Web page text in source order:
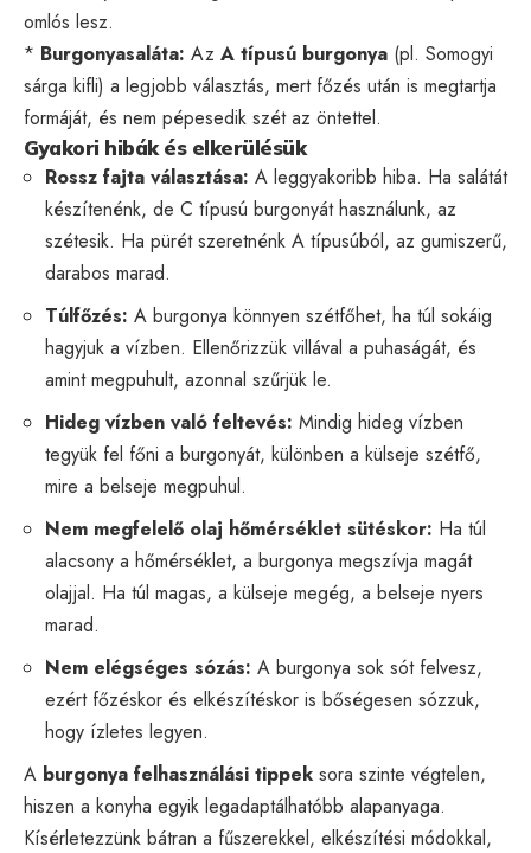
omlós lesz.
* Burgonyasaláta: Az A típusú burgonya (pl. Somogyi
sárga kifli) a legjobb választás, mert főzés után is megtartja
formáját, és nem pépesedik szét az öntettel.
Gyakori hibák és elkerülésük
Rossz fajta választása: A leggyakoribb hiba. Ha salátát
készítenénk, de C típusú burgonyát használunk, az
szétesik. Ha pürét szeretnénk A típusúból, az gumiszerű,
darabos marad.
Túlfőzés: A burgonya könnyen szétfőhet, ha túl sokáig
hagyjuk a vízben. Ellenőrizzük villával a puhaságát, és
amint megpuhult, azonnal szűrjük le.
Hideg vízben való feltevés: Mindig hideg vízben
tegyük fel főni a burgonyát, különben a külseje szétfő,
mire a belseje megpuhul.
Nem megfelelő olaj hőmérséklet sütéskor: Ha túl
alacsony a hőmérséklet, a burgonya megszívja magát
olajjal. Ha túl magas, a külseje megég, a belseje nyers
marad.
Nem elégséges sózás: A burgonya sok sót felvesz,
ezért főzéskor és elkészítéskor is bőségesen sózzuk,
hogy ízletes legyen.
A burgonya felhasználási tippek sora szinte végtelen,
hiszen a konyha egyik legadaptálhatóbb alapanyaga.
Kísérletezzünk bátran a fűszerekkel, elkészítési módokkal,